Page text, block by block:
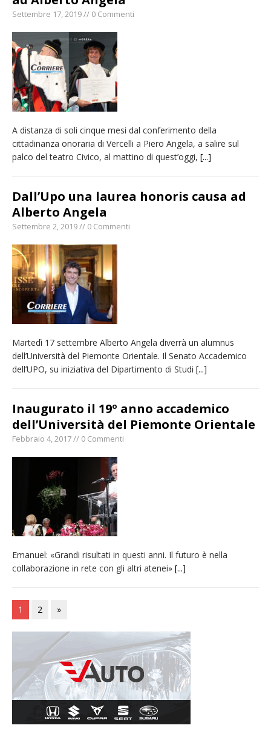
Settembre 17, 2019 // 0 Commenti
A distanza di soli cinque mesi dal conferimento della
cittadinanza onoraria di Vercelli a Piero Angela, a salire sul
palco del teatro Civico, al mattino di quest’oggi, [...]
Dall’Upo una laurea honoris causa ad
Alberto Angela
Settembre 2, 2019 // 0 Commenti
Martedì 17 settembre Alberto Angela diverrà un alumnus
dell’Università del Piemonte Orientale. Il Senato Accademico
dell’UPO, su iniziativa del Dipartimento di Studi [...]
Inaugurato il 19º anno accademico
dell’Università del Piemonte Orientale
Febbraio 4, 2017 // 0 Commenti
Emanuel: «Grandi risultati in questi anni. Il futuro è nella
collaborazione in rete con gli altri atenei» [...]
1 2 »